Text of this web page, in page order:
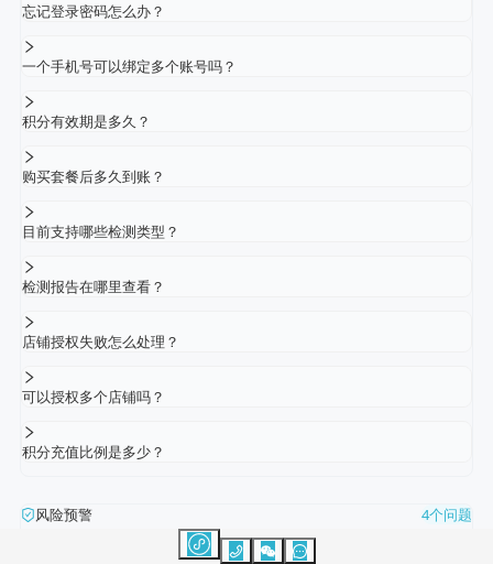
忘记登录密码怎么办？
一个手机号可以绑定多个账号吗？
积分有效期是多久？
购买套餐后多久到账？
目前支持哪些检测类型？
检测报告在哪里查看？
店铺授权失败怎么处理？
可以授权多个店铺吗？
积分充值比例是多少？
风险预警 4个问题
什么是高风险、中风险？